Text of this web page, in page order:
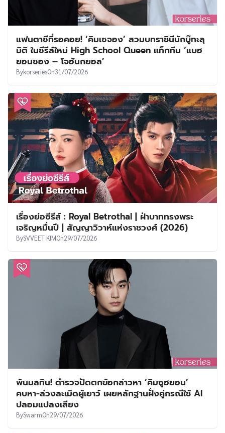
แฟนตาซีที่รอคอย! ‘คิมเซจอง’ สวมบทราชินีนักบู๊ทะลุ
มิติ ในซีรีส์ใหม่ High School Queen แท็กทีม ‘แบฮ
ยอนซอง – โจฮันกยอล’
BykorseriesOn31/07/2026
เรื่องย่อซีรีส์ : Royal Betrothal | ฝ่าบาททรงพระ
เจริญหมื่นปี | สัญญาวิวาห์แห่งราชวงศ์ (2026)
BySVVEET KIMOn29/07/2026
พ้นมลทิน! ตำรวจปัดตกข้อกล่าวหา ‘คิมซูฮยอน’
คบหา-ล่วงละเมิดผู้เยาว์ เผยหลักฐานฝั่งคู่กรณีใช้ AI
ปลอมแปลงเสียง
BySwarmOn29/07/2026